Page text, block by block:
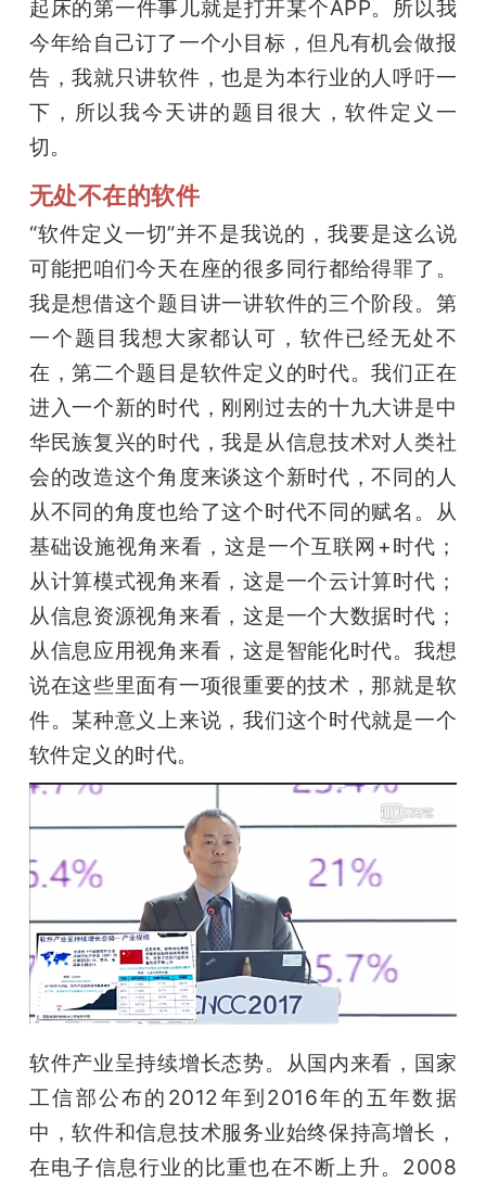
起床的第一件事儿就是打开某个APP。所以我
今年给自己订了一个小目标，但凡有机会做报
告，我就只讲软件，也是为本行业的人呼吁一
下，所以我今天讲的题目很大，软件定义一
切。
无处不在的软件
“软件定义一切”并不是我说的，我要是这么说
可能把咱们今天在座的很多同行都给得罪了。
我是想借这个题目讲一讲软件的三个阶段。第
一个题目我想大家都认可，软件已经无处不
在，第二个题目是软件定义的时代。我们正在
进入一个新的时代，刚刚过去的十九大讲是中
华民族复兴的时代，我是从信息技术对人类社
会的改造这个角度来谈这个新时代，不同的人
从不同的角度也给了这个时代不同的赋名。从
基础设施视角来看，这是一个互联网+时代；
从计算模式视角来看，这是一个云计算时代；
从信息资源视角来看，这是一个大数据时代；
从信息应用视角来看，这是智能化时代。我想
说在这些里面有一项很重要的技术，那就是软
件。某种意义上来说，我们这个时代就是一个
软件定义的时代。
软件产业呈持续增长态势。从国内来看，国家
工信部公布的2012年到2016年的五年数据
中，软件和信息技术服务业始终保持高增长，
在电子信息行业的比重也在不断上升。2008